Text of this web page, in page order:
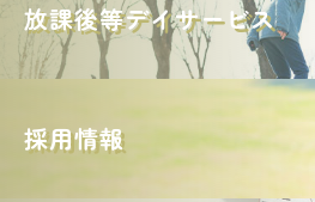
放課後等デイサービス
採用情報